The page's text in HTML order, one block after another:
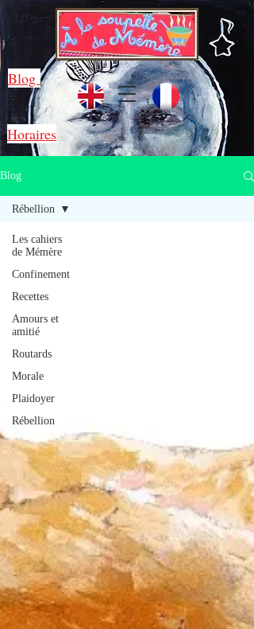
Blog
Horaires
Blog
Les cahiers
de Mémère
Confinement
Recettes
Amours et
amitié
Routards
Morale
Plaidoyer
Rébellion
Rébellion